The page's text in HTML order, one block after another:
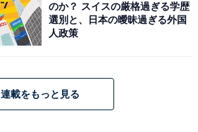
のか？ スイスの厳格過ぎる学歴
選別と、日本の曖昧過ぎる外国
人政策
連載をもっと見る